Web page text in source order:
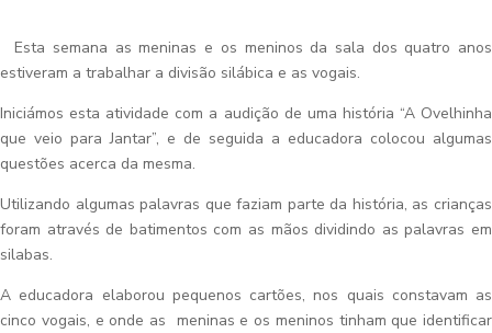
Esta semana as meninas e os meninos da sala dos quatro anos
estiveram a trabalhar a divisão silábica e as vogais.
Iniciámos esta atividade com a audição de uma história “A Ovelhinha
que veio para Jantar”, e de seguida a educadora colocou algumas
questões acerca da mesma.
Utilizando algumas palavras que faziam parte da história, as crianças
foram através de batimentos com as mãos dividindo as palavras em
silabas.
A educadora elaborou pequenos cartões, nos quais constavam as
cinco vogais, e onde as meninas e os meninos tinham que identificar